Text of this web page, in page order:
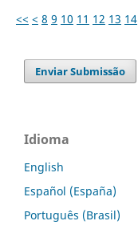
<< < 8 9 10 11 12 13 14
Enviar Submissão
Idioma
English
Español (España)
Português (Brasil)